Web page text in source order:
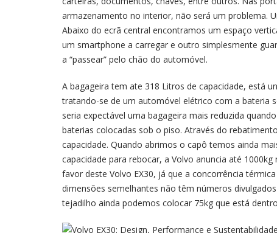
armazenamento no interior, não será um problema.
Abaixo do ecrã central encontramos um espaço
um smartphone a carregar e outro simplesmente
a “passear” pelo chão do automóvel.
A bagageira tem ate 318 Litros de capacidade, está
tratando-se de um automóvel elétrico com a bateria
seria expectável uma bagageira mais reduzida
baterias colocadas sob o piso. Através do
capacidade. Quando abrimos o capô temos ainda
capacidade para rebocar, a Volvo anuncia até
favor deste Volvo EX30, já que a concorrência
dimensões semelhantes não têm números
tejadilho ainda podemos colocar 75kg que está